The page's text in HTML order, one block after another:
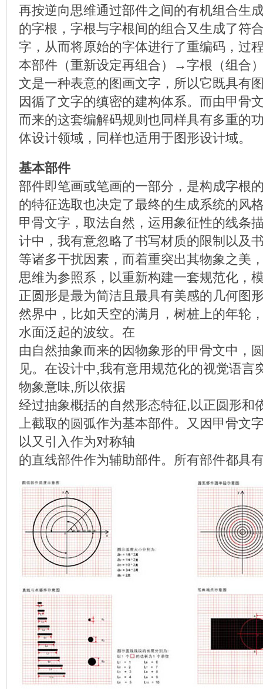
再按逆向思维通过部件之间的有机组合生
的字根，字根与字根间的组合又生成了符
字，从而将原始的字体进行了重编码，过
本部件（重新设定再组合）→字根（组合
文是一种表意的图画文字，所以它既具有
因循了文字的缜密的建构体系。而由甲骨
而来的这套编解码规则也同样具有多重的
体设计领域，同样也适用于图形设计域。
基本部件
部件即笔画或笔画的一部分，是构成字根
的特征选取也决定了最终的生成系统的风
甲骨文字，取法自然，运用象征性的线条
计中，我有意忽略了书写材质的限制以及
等诸多干扰因素，而着重突出其物象之美
思维为参照系，以重新构建一套规范化，
正圆形是最为简洁且最具有美感的几何图
然界中，比如天空的满月，树桩上的年轮
水面泛起的波纹。在
由自然抽象而来的因物象形的甲骨文中，
见。在设计中,我有意用规范化的视觉语言
物象意味,所以依据
经过抽象概括的自然形态特征,以正圆形和
上截取的圆弧作为基本部件。又因甲骨文
以又引入作为对称轴
的直线部件作为辅助部件。所有部件都具